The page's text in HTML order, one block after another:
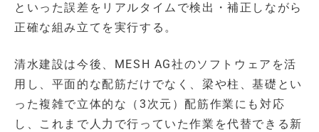
といった誤差をリアルタイムで検出・補正しながら
正確な組み立てを実行する。
清水建設は今後、MESH AG社のソフトウェアを活
用し、平面的な配筋だけでなく、梁や柱、基礎とい
った複雑で立体的な（3次元）配筋作業にも対応
し、これまで人力で行っていた作業を代替できる新